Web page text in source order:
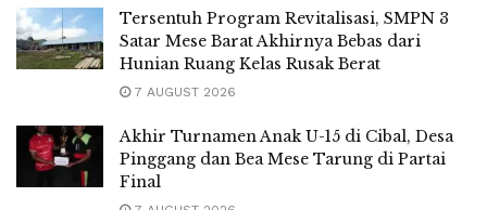
Tersentuh Program Revitalisasi, SMPN 3
Satar Mese Barat Akhirnya Bebas dari
Hunian Ruang Kelas Rusak Berat
7 AUGUST 2026
Akhir Turnamen Anak U-15 di Cibal, Desa
Pinggang dan Bea Mese Tarung di Partai
Final